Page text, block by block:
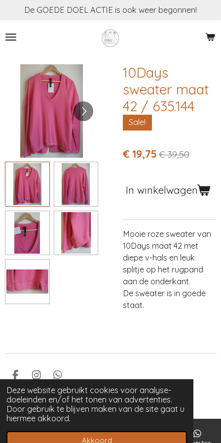
Deze website gebruikt cookies voor analyse-
doeleinden en/of het tonen van advertenties.
Door gebruik te blijven maken van de site gaat u
hiermee akkoord.
Akkoord
naar
De GOEDE DOEL ACTIE is ook weer begonnen!
10Days
sweater maat
42 / 635.144
Sale!
€ 19,75 € 39,50
In winkelwagen
Mooie roze sweater van
10Days maat 42 met
diepe v-hals en leuk
splitje op het rugpand
aan de onderkant.
De sweater is in goede
staat.
F
a
c
e
b
o
I
n
s
t
a
r
W
h
a
t
s
p
© 2023 GOED als nieuw
Powered by JouwWeb